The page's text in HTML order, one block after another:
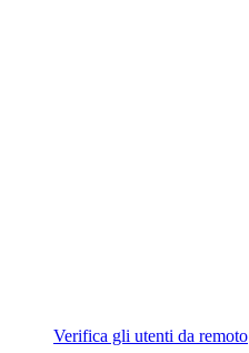
Verifica gli utenti da remoto